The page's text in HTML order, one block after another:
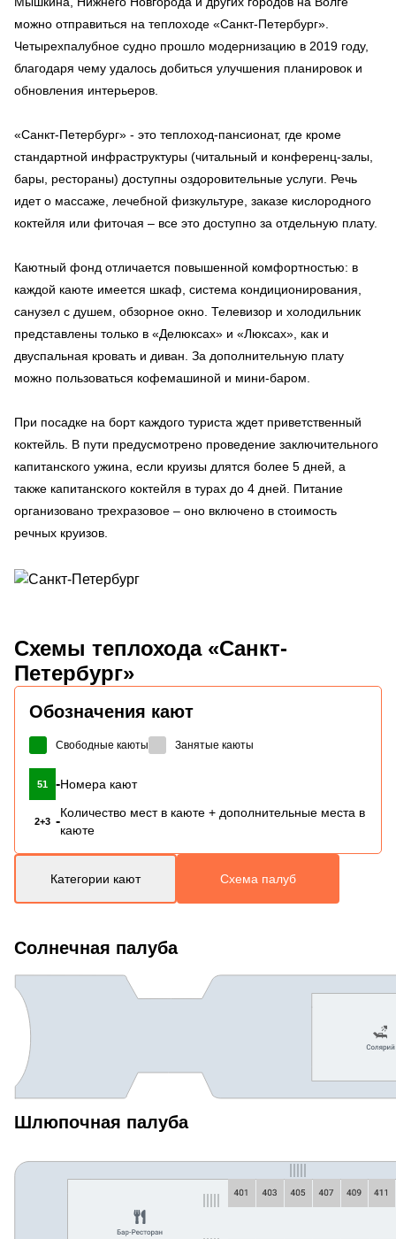
можно отправиться на теплоходе «Санкт-Петербург».
Четырехпалубное судно прошло модернизацию в 2019 году,
благодаря чему удалось добиться улучшения планировок и
обновления интерьеров.
«Санкт-Петербург» - это теплоход-пансионат, где кроме
стандартной инфраструктуры (читальный и конференц-залы,
бары, рестораны) доступны оздоровительные услуги. Речь
идет о массаже, лечебной физкультуре, заказе кислородного
коктейля или фиточая – все это доступно за отдельную плату.
Каютный фонд отличается повышенной комфортностью: в
каждой каюте имеется шкаф, система кондиционирования,
санузел с душем, обзорное окно. Телевизор и холодильник
представлены только в «Делюксах» и «Люксах», как и
двуспальная кровать и диван. За дополнительную плату
можно пользоваться кофемашиной и мини-баром.
При посадке на борт каждого туриста ждет приветственный
коктейль. В пути предусмотрено проведение заключительного
капитанского ужина, если круизы длятся более 5 дней, а
также капитанского коктейля в турах до 4 дней. Питание
организовано трехразовое – оно включено в стоимость
речных круизов.
Схемы теплохода «Санкт-
Петербург»
Обозначения кают
Свободные каюты Занятые каюты
51 -Номера кают
2+3 -
Количество мест в каюте + дополнительные места в
каюте
Категории кают Схема палуб
Солнечная палуба
Шлюпочная палуба